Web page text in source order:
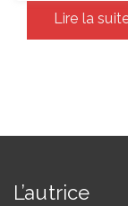
Lire la
L’autrice